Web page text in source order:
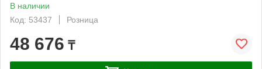
В наличии
Код: 53437
Розница
48 676 ₸